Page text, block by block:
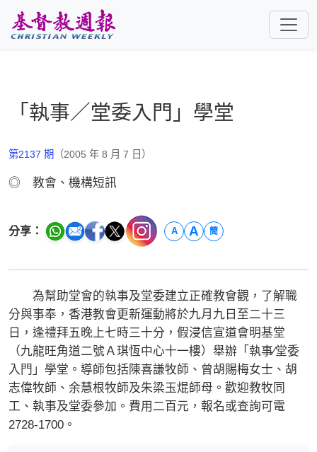
「執事／堂委入門」學堂
第2137 期 （2005 年 8 月 7 日）
◎ 教會、機構短訊
分享： A A 簡
為幫助堂會的執事及堂委建立正確教會觀，了解職
分與事奉，香港教會更新運動將於九月九日至二十三
日，逢禮拜五晚上七時三十分，假浸信宣道會明基堂
（九龍旺角道二號Ａ琪恆中心十一樓）舉辦「執事∕堂委
入門」學堂。導師包括陳喜謙牧師、曾胡賜梅女士、胡
志偉牧師、余慧根牧師及朱梁玉焜師母。歡迎教牧同
工、執事及堂委參加。費用二百元，報名或查詢可電
2728-1700。